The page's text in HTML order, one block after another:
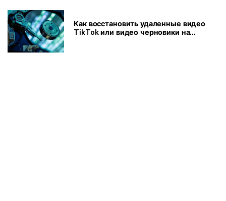
Как восстановить удаленные видео
TikTok или видео черновики на